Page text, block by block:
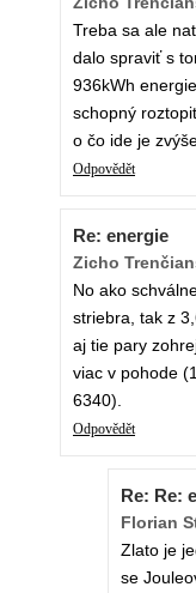
Treba sa ale
dalo spraviť s
936kWh
schopný
o čo ide je
Odpovědět
Re: energie
Zicho
No ako
striebra, tak z
aj tie pary
viac v pohode
6340).
Odpovědět
Re: Re:
Florian
Zlato je
se